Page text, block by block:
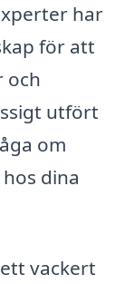
har
för att
och
utfört
om
dina
vackert